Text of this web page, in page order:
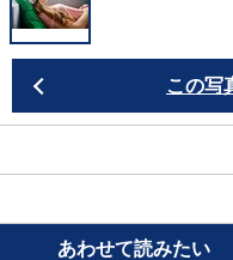
この写
あわせて読みたい